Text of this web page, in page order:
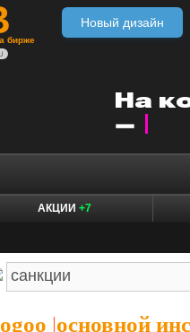
бирже
Новый дизайн
АКЦИИ +7
|основной